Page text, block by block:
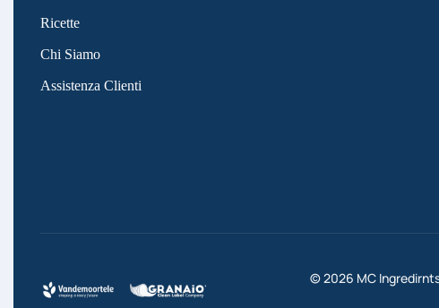
Ricette
Chi Siamo
Assistenza Clienti
©2026 MC